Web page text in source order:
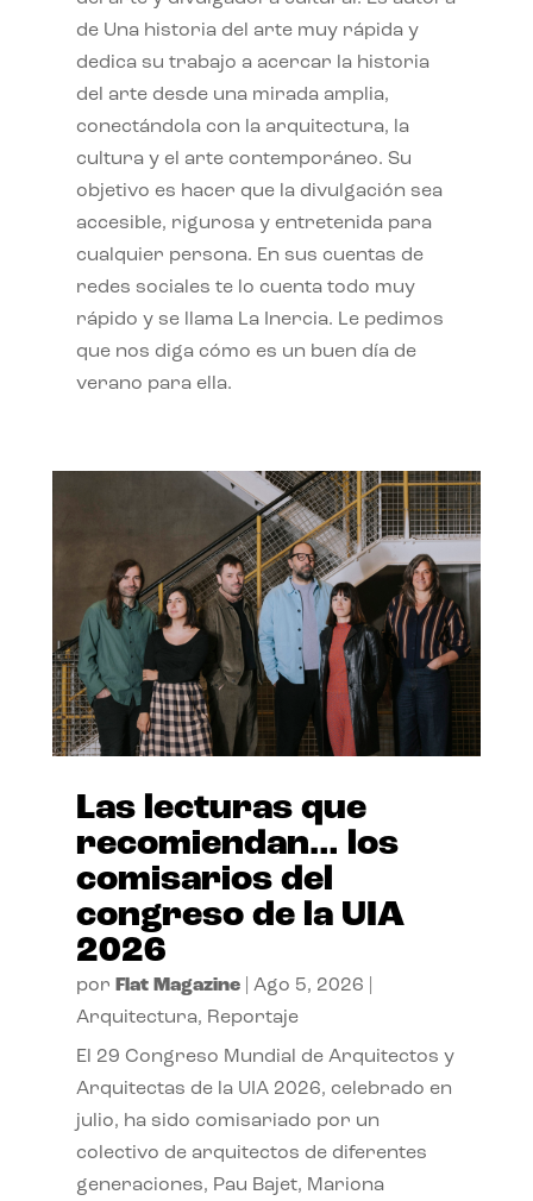
de Una historia del arte muy rápida y
dedica su trabajo a acercar la historia
del arte desde una mirada amplia,
conectándola con la arquitectura, la
cultura y el arte contemporáneo. Su
objetivo es hacer que la divulgación sea
accesible, rigurosa y entretenida para
cualquier persona. En sus cuentas de
redes sociales te lo cuenta todo muy
rápido y se llama La Inercia. Le pedimos
que nos diga cómo es un buen día de
verano para ella.
Las lecturas que
recomiendan… los
comisarios del
congreso de la UIA
2026
por Flat Magazine| Ago 5, 2026
Arquitectura, Reportaje
El 29 Congreso Mundial de Arquitectos y
Arquitectas de la UIA 2026, celebrado en
julio, ha sido comisariado por un
colectivo de arquitectos de diferentes
generaciones, Pau Bajet, Mariona